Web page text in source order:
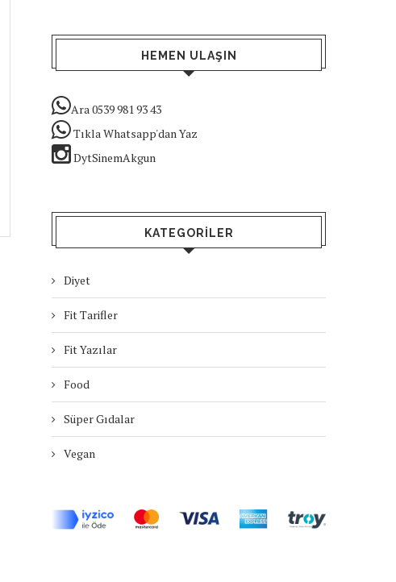
HEMEN ULAŞIN
Ara 0539 981 93 43
Tıkla Whatsapp'dan Yaz
DytSinemAkgun
KATEGORILER
Diyet
Fit Tarifler
Fit Yazılar
Food
Süper Gıdalar
Vegan